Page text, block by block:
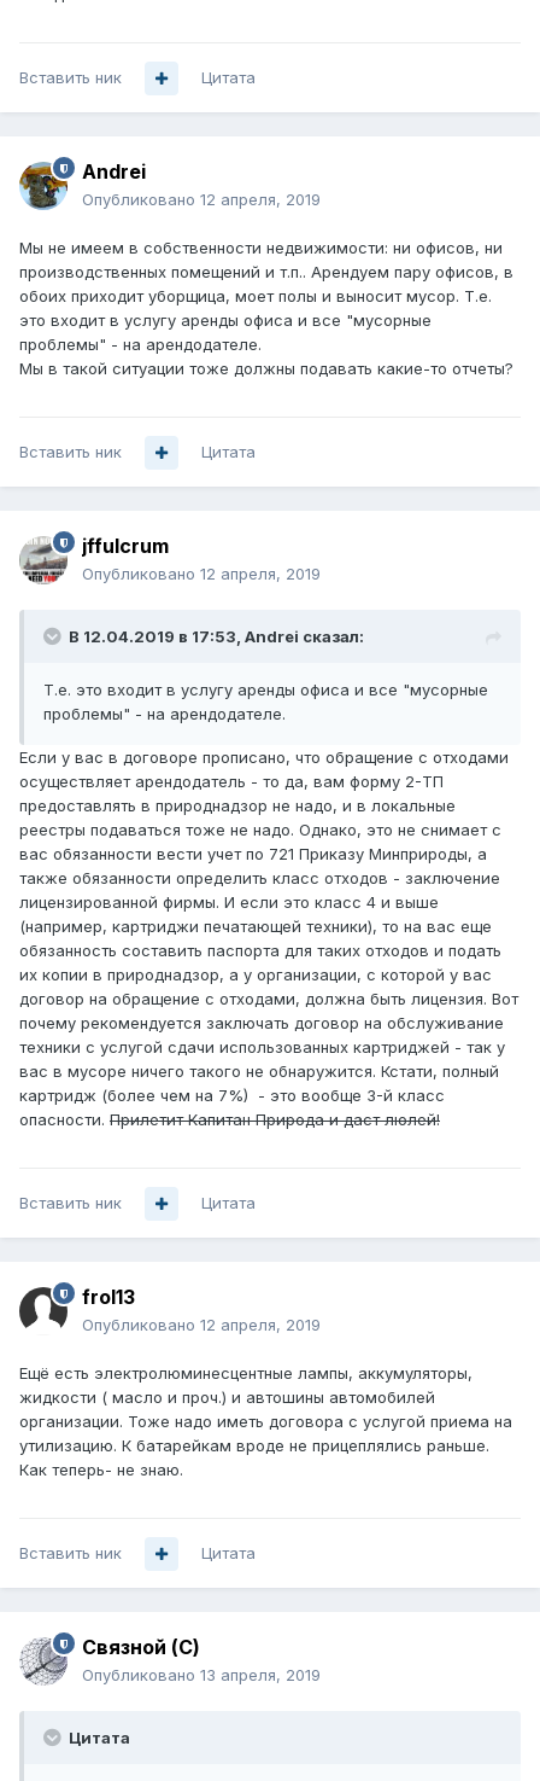
Вставить ник Цитата
Andrei
Опубликовано 12 апреля, 2019
Мы не имеем в собственности недвижимости: ни офисов, ни
производственных помещений и т.п.. Арендуем пару офисов, в
обоих приходит уборщица, моет полы и выносит мусор. Т.е.
это входит в услугу аренды офиса и все "мусорные
проблемы" - на арендодателе.
Мы в такой ситуации тоже должны подавать какие-то отчеты?
Вставить ник Цитата
jffulcrum
Опубликовано 12 апреля, 2019
В 12.04.2019 в 17:53, Andrei сказал:
Т.е. это входит в услугу аренды офиса и все "мусорные
проблемы" - на арендодателе.
Если у вас в договоре прописано, что обращение с отходами
осуществляет арендодатель - то да, вам форму 2-ТП
предоставлять в природнадзор не надо, и в локальные
реестры подаваться тоже не надо. Однако, это не снимает с
вас обязанности вести учет по 721 Приказу Минприроды, а
также обязанности определить класс отходов - заключение
лицензированной фирмы. И если это класс 4 и выше
(например, картриджи печатающей техники), то на вас еще
обязанность составить паспорта для таких отходов и подать
их копии в природнадзор, а у организации, с которой у вас
договор на обращение с отходами, должна быть лицензия. Вот
почему рекомендуется заключать договор на обслуживание
техники с услугой сдачи использованных картриджей - так у
вас в мусоре ничего такого не обнаружится. Кстати, полный
картридж (более чем на 7%) - это вообще 3-й класс
опасности. Прилетит Капитан Природа и даст люлей!
Вставить ник Цитата
frol13
Опубликовано 12 апреля, 2019
Ещё есть электролюминесцентные лампы, аккумуляторы,
жидкости ( масло и проч.) и автошины автомобилей
организации. Тоже надо иметь договора с услугой приема на
утилизацию. К батарейкам вроде не прицеплялись раньше.
Как теперь- не знаю.
Вставить ник Цитата
Связной (С)
Опубликовано 13 апреля, 2019
Цитата